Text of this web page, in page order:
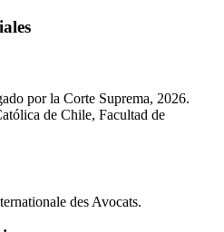
por la Corte Suprema, 2026.
de Chile, Facultad de
des Avocats.